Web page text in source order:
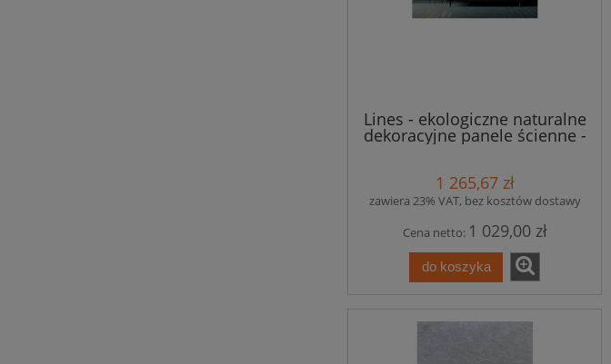
Lines - ekologiczne naturalne
dekoracyjne panele ścienne -
8 szt. - 1,84m2
1 265,67 zł
zawiera 23% VAT, bez kosztów dostawy
Cena netto: 1 029,00 zł
do koszyka